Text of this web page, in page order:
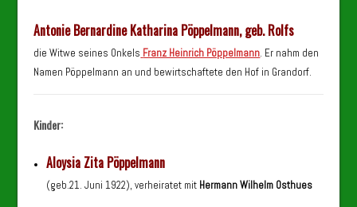
Antonie Bernardine Katharina Pöppelmann, geb. Rolfs
die Witwe seines Onkels Franz Heinrich Pöppelmann. Er nahm den
Namen Pöppelmann an und bewirtschaftete den Hof in Grandorf.
Kinder:
Aloysia Zita Pöppelmann
(geb.21. Juni 1922), verheiratet mit Hermann Wilhelm Osthues